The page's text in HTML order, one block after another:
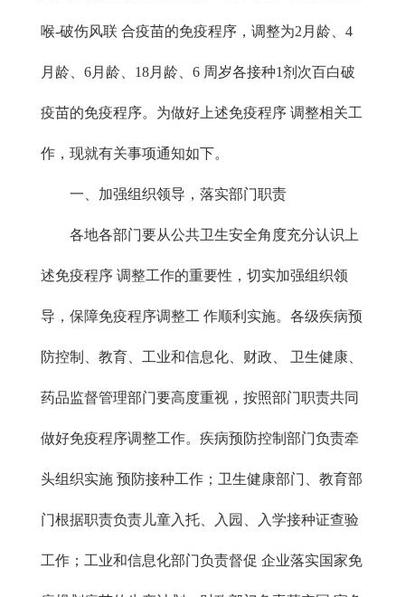
喉-破伤风联 合疫苗的免疫程序，调整为2月龄、4
月龄、6月龄、18月龄、6 周岁各接种1剂次百白破
疫苗的免疫程序。为做好上述免疫程序 调整相关工
作，现就有关事项通知如下。
一、加强组织领导，落实部门职责
各地各部门要从公共卫生安全角度充分认识上
述免疫程序 调整工作的重要性，切实加强组织领
导，保障免疫程序调整工 作顺利实施。各级疾病预
防控制、教育、工业和信息化、财政、 卫生健康、
药品监督管理部门要高度重视，按照部门职责共同
做好免疫程序调整工作。疾病预防控制部门负责牵
头组织实施 预防接种工作；卫生健康部门、教育部
门根据职责负责儿童入托、入园、入学接种证查验
工作；工业和信息化部门负责督促 企业落实国家免